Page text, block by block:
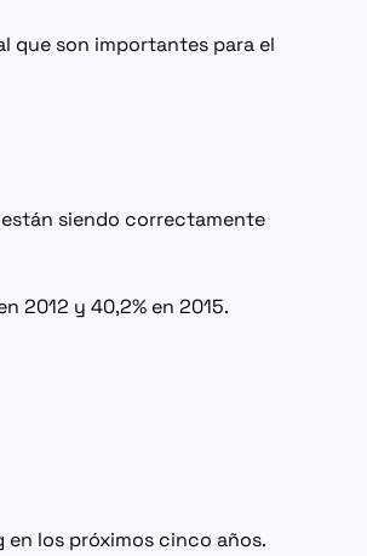
que son importantes para el
siendo correctamente
2012 y 40,2% en 2015.
en los próximos cinco años.